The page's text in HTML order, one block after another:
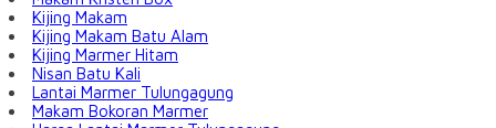
Kijing Makam
Kijing Makam Batu Alam
Kijing Marmer Hitam
Nisan Batu Kali
Lantai Marmer Tulungagung
Makam Bokoran Marmer